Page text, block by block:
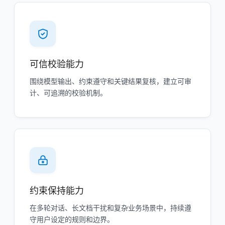
可信校验能力
围绕模型输出、约束遵守和关键结果复核，建立可审
计、可追溯的校验机制。
约束保持能力
在多轮对话、长文档干扰和复杂业务场景中，持续遵
守用户设定的规则和边界。